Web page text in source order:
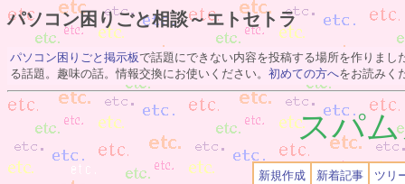
パソコン困りごと相談～エトセトラ
パソコン困りごと掲示板で話題にできない内容を投稿する場所を作りまし
る話題。趣味の話。情報交換にお使いください。 初めての方へをお読みく
スパ
新規作成 新着記事 ツリ